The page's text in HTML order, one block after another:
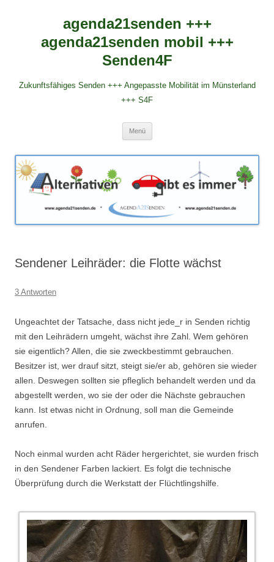
agenda21senden +++
agenda21senden mobil +++
Senden4F
Zukunftsfähiges Senden +++ Angepasste Mobilität im Münsterland
+++ S4F
Menü
Sendener Leihräder: die Flotte wächst
3 Antworten
Ungeachtet der Tatsache, dass nicht jede_r in Senden richtig
mit den Leihrädern umgeht, wächst ihre Zahl. Wem gehören
sie eigentlich? Allen, die sie zweckbestimmt gebrauchen.
Besitzer ist, wer drauf sitzt, steigt sie/er ab, gehören sie wieder
allen. Deswegen sollten sie pfleglich behandelt werden und da
abgestellt werden, wo sie der oder die Nächste gebrauchen
kann. Ist etwas nicht in Ordnung, soll man die Gemeinde
anrufen.
Noch einmal wurden acht Räder hergerichtet, sie wurden frisch
in den Sendener Farben lackiert. Es folgt die technische
Überprüfung durch die Werkstatt der Flüchtlingshilfe.